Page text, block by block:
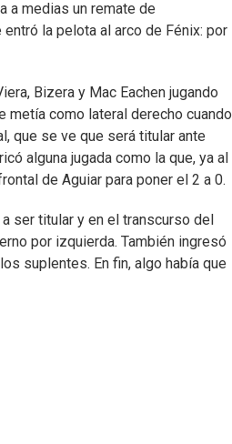
a medias un remate de
la pelota al arco de Fénix: por
Bizera y Mac Eachen jugando
metía como lateral derecho cuando
que se ve que será titular ante
alguna jugada como la que, ya al
de Aguiar para poner el 2 a 0.
ser titular y en el transcurso del
por izquierda. También ingresó
suplentes. En fin, algo había que